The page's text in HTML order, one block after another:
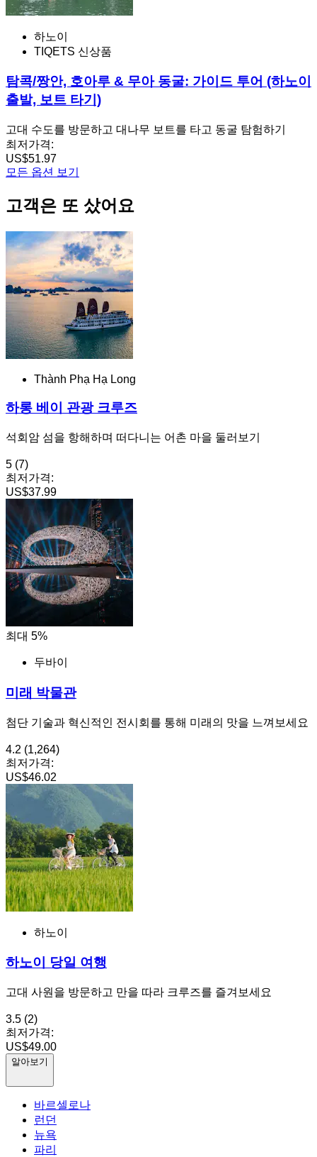
하노이
TIQETS 신상품
탐콕/짱안, 호아루 & 무아 동굴: 가이드 투어 (하노이
출발, 보트 타기)
고대 수도를 방문하고 대나무 보트를 타고 동굴 탐험하기
최저가격:
US$51.97
모든 옵션 보기
고객은 또 샀어요
Thành Phạ Hạ Long
하롱 베이 관광 크루즈
석회암 섬을 항해하며 떠다니는 어촌 마을 둘러보기
5 (7)
최저가격:
US$37.99
최대 5%
두바이
미래 박물관
첨단 기술과 혁신적인 전시회를 통해 미래의 맛을 느껴보세요
4.2 (1,264)
최저가격:
US$46.02
하노이
하노이 당일 여행
고대 사원을 방문하고 만을 따라 크루즈를 즐겨보세요
3.5 (2)
최저가격:
US$49.00
알아보기
바르셀로나
런던
뉴욕
파리